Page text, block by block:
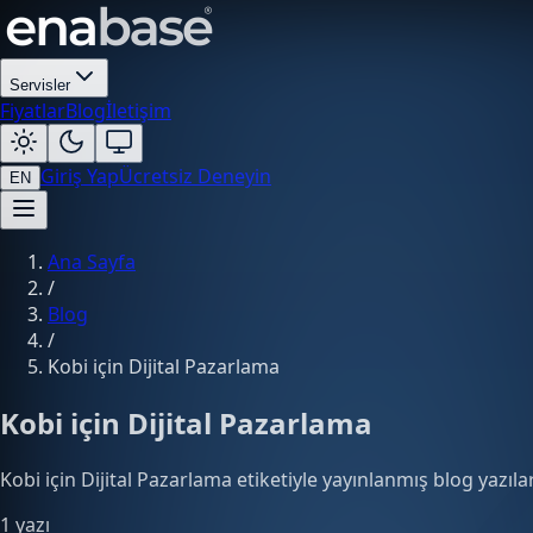
Servisler
FiyatlarBlogİletişim
EN Giriş YapÜcretsiz Deneyin
Ana Sayfa
/
Blog
/
Kobi için Dijital Pazarlama
Kobi için Dijital Pazarlama
Kobi için Dijital Pazarlama etiketiyle yayınlanmış blog
1 yazı